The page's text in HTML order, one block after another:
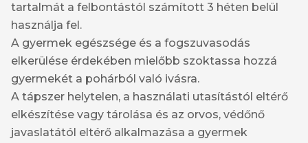
tartalmát a felbontástól számított 3 héten belül
használja fel.
A gyermek egészsége és a fogszuvasodás
elkerülése érdekében mielőbb szoktassa hozzá
gyermekét a pohárból való ivásra.
A tápszer helytelen, a használati utasítástól eltérő
elkészítése vagy tárolása és az orvos, védőnő
javaslatától eltérő alkalmazása a gyermek